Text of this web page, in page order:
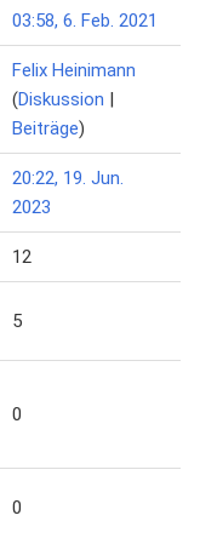
03:58, 6. Feb. 2021
Felix Heinimann
(Diskussion |
Beiträge)
20:22, 19. Jun.
2023
12
5
0
0